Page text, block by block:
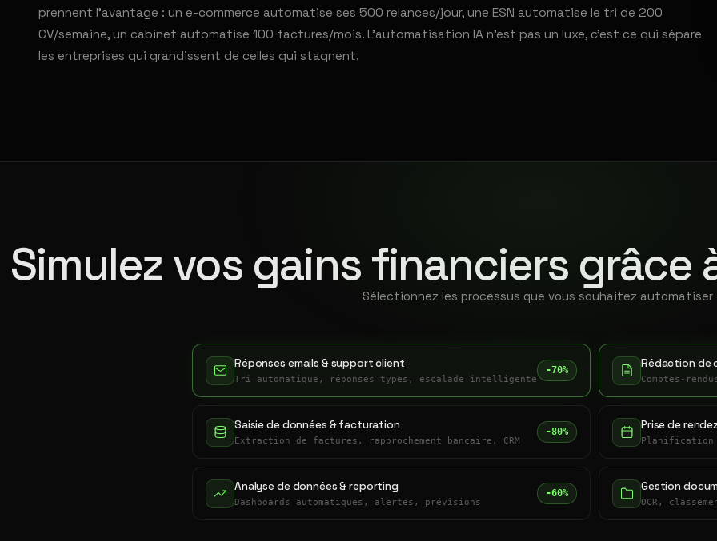
prennent l'avantage : un e-commerce automatise ses 500 relances/jour, une ESN automatise le tri de 200
CV/semaine, un cabinet automatise 100 factures/mois. L'automatisation IA n'est pas un luxe, c'est ce qui sépare
les entreprises qui grandissent de celles qui stagnent.
Simulez vos gains financiers
Sélectionnez les processus que vous souhaitez automatiser
Réponses emails & support client
Tri automatique, réponses types, escalade intelligente
-70% Rédaction de
Comptes-
Saisie de données & facturation
Extraction de factures, rapprochement bancaire, CRM
-80% Prise de
Planification
Analyse de données & reporting
Dashboards automatiques, alertes, prévisions
-60% Gestion
OCR,